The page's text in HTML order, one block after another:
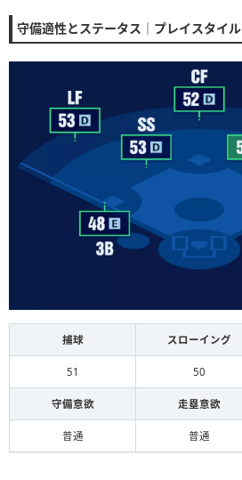
守備適性とステータス｜プレイスタイル
捕球 スローイング
51 50
守備意欲 走塁意欲
普通 普通